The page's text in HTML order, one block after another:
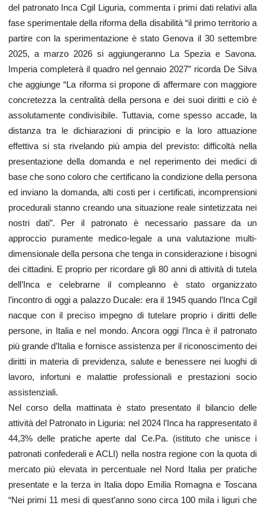
del patronato Inca Cgil Liguria, commenta i primi dati relativi alla
fase sperimentale della riforma della disabilità “il primo territorio a
partire con la sperimentazione è stato Genova il 30 settembre
2025, a marzo 2026 si aggiungeranno La Spezia e Savona.
Imperia completerà il quadro nel gennaio 2027” ricorda De Silva
che aggiunge “La riforma si propone di affermare con maggiore
concretezza la centralità della persona e dei suoi diritti e ciò è
assolutamente condivisibile. Tuttavia, come spesso accade, la
distanza tra le dichiarazioni di principio e la loro attuazione
effettiva si sta rivelando più ampia del previsto: difficoltà nella
presentazione della domanda e nel reperimento dei medici di
base che sono coloro che certificano la condizione della persona
ed inviano la domanda, alti costi per i certificati, incomprensioni
procedurali stanno creando una situazione reale sintetizzata nei
nostri dati”. Per il patronato è necessario passare da un
approccio puramente medico-legale a una valutazione multi-
dimensionale della persona che tenga in considerazione i bisogni
dei cittadini. E proprio per ricordare gli 80 anni di attività di tutela
dell’Inca e celebrarne il compleanno è stato organizzato
l’incontro di oggi a palazzo Ducale: era il 1945 quando l’Inca Cgil
nacque con il preciso impegno di tutelare proprio i diritti delle
persone, in Italia e nel mondo. Ancora oggi l’Inca è il patronato
più grande d’Italia e fornisce assistenza per il riconoscimento dei
diritti in materia di previdenza, salute e benessere nei luoghi di
lavoro, infortuni e malattie professionali e prestazioni socio
assistenziali.
Nel corso della mattinata è stato presentato il bilancio delle
attività del Patronato in Liguria: nel 2024 l’Inca ha rappresentato il
44,3% delle pratiche aperte dal Ce.Pa. (istituto che unisce i
patronati confederali e ACLI) nella nostra regione con la quota di
mercato più elevata in percentuale nel Nord Italia per pratiche
presentate e la terza in Italia dopo Emilia Romagna e Toscana
“Nei primi 11 mesi di quest’anno sono circa 100 mila i liguri che